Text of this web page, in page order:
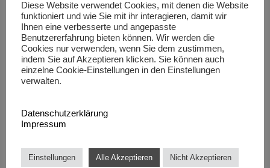
Liliana_B
Posted at 07:14h, 13 Juli
Real superb information can be
found on website.Leadership
Diese Website verwendet Cookies, mit denen die Website
funktioniert und wie Sie mit ihr interagieren, damit wir
Ihnen eine verbesserte und angepasste
Benutzererfahrung bieten können. Wir werden die
Cookies nur verwenden, wenn Sie dem zustimmen,
indem Sie auf Akzeptieren klicken. Sie können auch
einzelne Cookie-Einstellungen in den Einstellungen
verwalten.
Datenschutzerklärung
Impressum
Einstellungen Alle Akzeptieren Nicht Akzeptieren